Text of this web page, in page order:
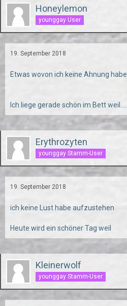
Honeylemon
younggay User
19. September 2018
Etwas wovon ich keine Ahnung habe.
Ich liege gerade schön im Bett weil.....
Erythrozyten
younggay Stamm-User
19. September 2018
ich keine Lust habe aufzustehen
Heute wird ein schöner Tag weil
Kleinerwolf
younggay Stamm-User